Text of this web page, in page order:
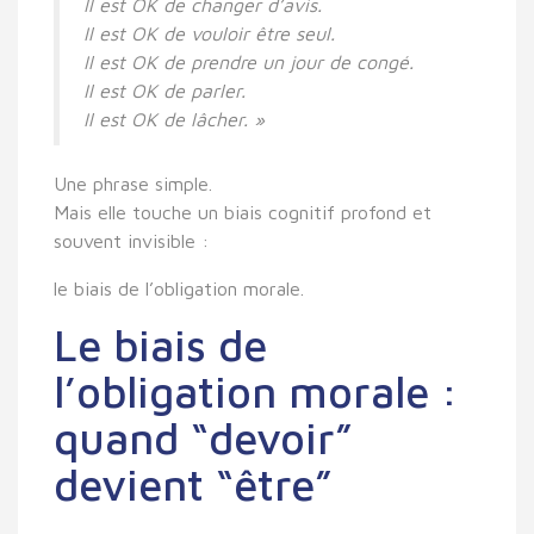
Il est OK de vouloir être seul.
Il est OK de prendre un jour de congé.
Il est OK de parler.
Il est OK de lâcher. »
Une phrase simple.
Mais elle touche un biais cognitif profond et
souvent invisible :
le biais de l’obligation morale
Le biais de
l’obligation morale :
quand “devoir”
devient “être”